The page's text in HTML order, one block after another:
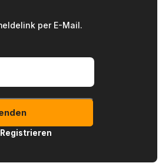
per E-Mail.
Registrieren